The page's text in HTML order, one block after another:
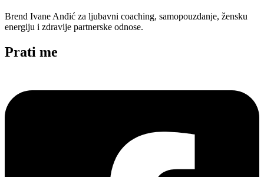
Brend Ivane Anđić za ljubavni coaching, samopouzdanje, žensku
energiju i zdravije partnerske odnose.
Prati me